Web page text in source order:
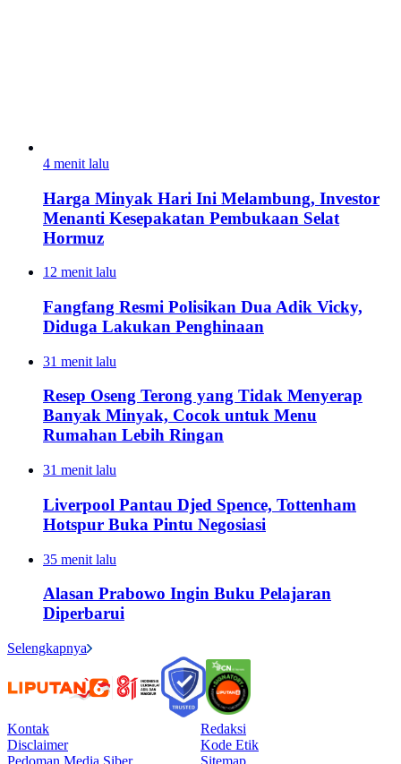
4 menit lalu
Harga Minyak Hari Ini Melambung, Investor
Menanti Kesepakatan Pembukaan Selat
Hormuz
12 menit lalu
Fangfang Resmi Polisikan Dua Adik Vicky,
Diduga Lakukan Penghinaan
31 menit lalu
Resep Oseng Terong yang Tidak Menyerap
Banyak Minyak, Cocok untuk Menu
Rumahan Lebih Ringan
31 menit lalu
Liverpool Pantau Djed Spence, Tottenham
Hotspur Buka Pintu Negosiasi
35 menit lalu
Alasan Prabowo Ingin Buku Pelajaran
Diperbarui
Selengkapnya
Kontak
Redaksi
Disclaimer
Kode Etik
Pedoman Media Siber
Sitemap